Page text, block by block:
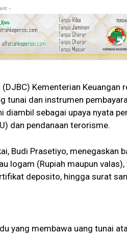
-
Kementerian Keuangan
tunai dan instrumen
diambil sebagai upaya nyata
dan pendanaan terorisme.
Budi Prasetiyo, menegaskan
logam (Rupiah maupun
deposito, hingga surat
yang membawa uang tunai